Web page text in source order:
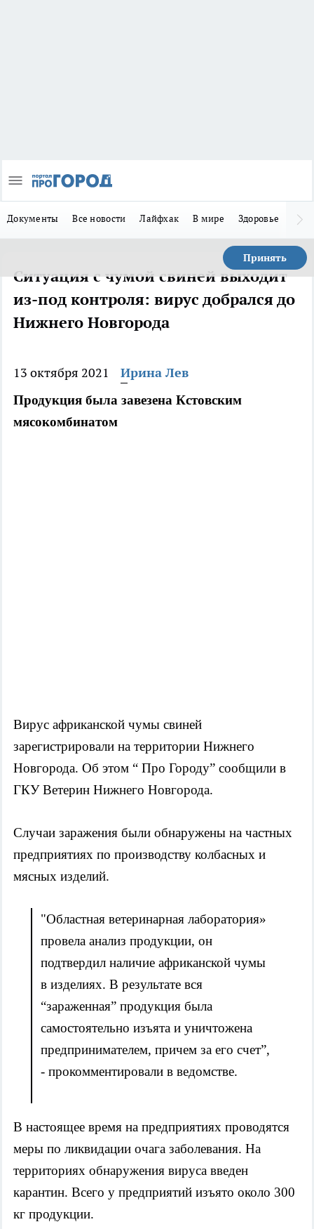
Документы Все новости Лайфхак В мире Здоровье
Принять
Ситуация с чумой свиней выходит
из-под контроля: вирус добрался до
Нижнего Новгорода
13 октября 2021 Ирина Лев
Продукция была завезена Кстовским
мясокомбинатом
Вирус африканской чумы свиней
зарегистрировали на территории Нижнего
Новгорода. Об этом “ Про Городу” сообщили в
ГКУ Ветерин Нижнего Новгорода.
Случаи заражения были обнаружены на частных
предприятиях по производству колбасных и
мясных изделий.
"Областная ветеринарная лаборатория»
провела анализ продукции, он
подтвердил наличие африканской чумы
в изделиях. В результате вся
“зараженная” продукция была
самостоятельно изъята и уничтожена
предпринимателем, причем за его счет”,
- прокомментировали в ведомстве.
В настоящее время на предприятиях проводятся
меры по ликвидации очага заболевания. На
территориях обнаружения вируса введен
карантин. Всего у предприятий изъято около 300
кг продукции.